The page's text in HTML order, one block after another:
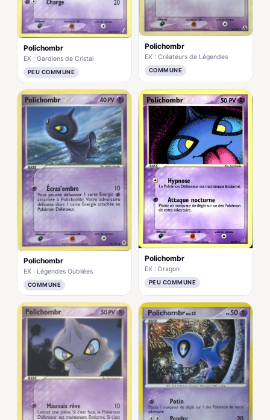
Polichombr
EX : Gardiens de Cristal
PEU COMMUNE
Polichombr
EX : Créateurs de Légendes
COMMUNE
Polichombr
EX : Légendes Oubliées
COMMUNE
Polichombr
EX : Dragon
PEU COMMUNE